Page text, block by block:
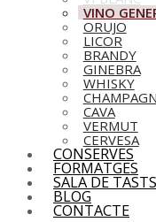
VINO
ORUJO
LICOR
BRANDY
GINEBRA
WHISKY
CAVA
VERMUT
CERVESA
CONSERVES
FORMATGES
SALA DE
BLOG
CONTACTE